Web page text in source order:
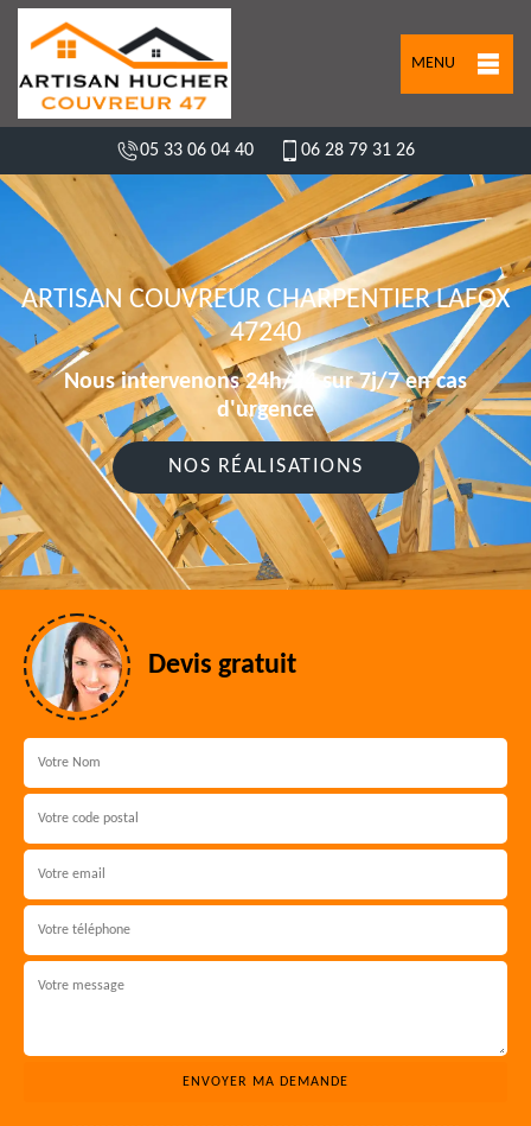
MENU
05 33 06 04 40 06 28 79 31 26
ARTISAN COUVREUR CHARPENTIER LAFOX
47240
Nous intervenons 24h/24 sur 7j/7 en cas
d'urgence
NOS RÉALISATIONS
Devis gratuit